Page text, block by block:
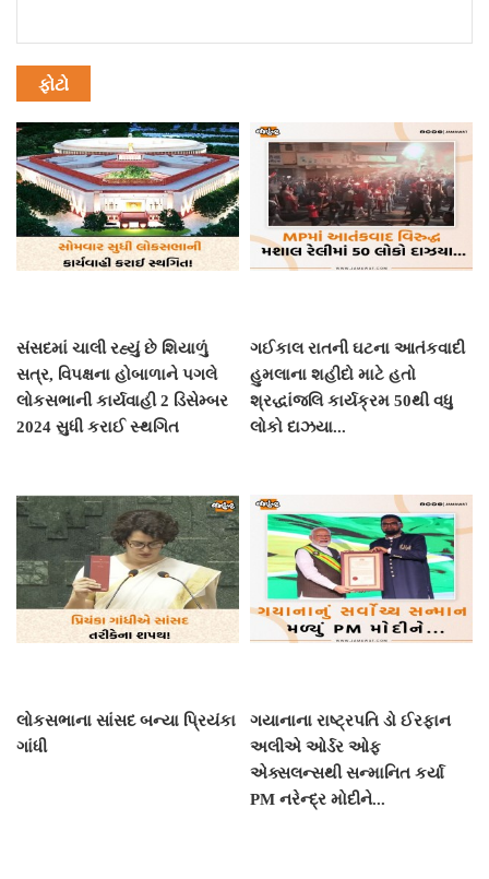
ફોટો
સંસદમાં ચાલી રહ્યું છે શિયાળું
સત્ર, વિપક્ષના હોબાળાને પગલે
લોકસભાની કાર્યવાહી 2 ડિસેમ્બર
2024 સુધી કરાઈ સ્થગિત
ગઈકાલ રાતની ઘટના આતંકવાદી
હુમલાના શહીદો માટે હતો
શ્રદ્ધાંજલિ કાર્યક્રમ 50થી વધુ
લોકો દાઝયા...
લોકસભાના સાંસદ બન્યા પ્રિયંકા
ગાંધી
ગયાનાના રાષ્ટ્રપતિ ડો ઈરફાન
અલીએ ઓર્ડર ઓફ
એક્સલન્સથી સન્માનિત કર્યા
PM નરેન્દ્ર મોદીને...